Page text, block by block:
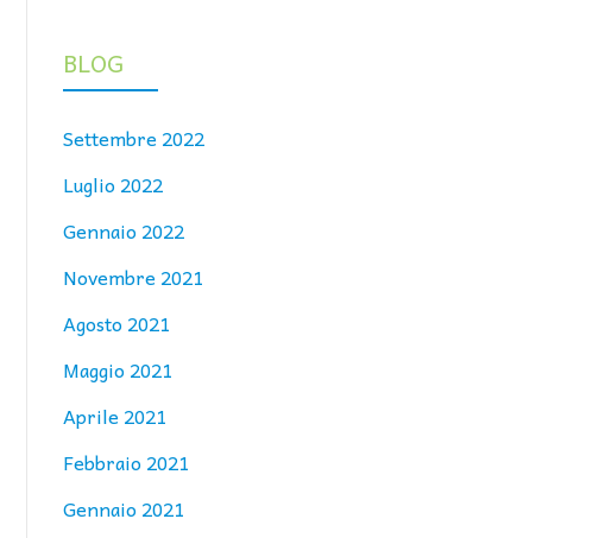
BLOG
Settembre 2022
Luglio 2022
Gennaio 2022
Novembre 2021
Agosto 2021
Maggio 2021
Aprile 2021
Febbraio 2021
Gennaio 2021